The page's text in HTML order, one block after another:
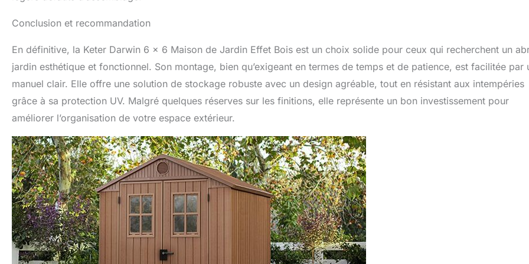
Conclusion et recommandation
En définitive, la Keter Darwin 6 x 6 Maison de Jardin Effet Bois est un choix solide pour ceux qui recherchent un
jardin esthétique et fonctionnel. Son montage, bien qu’exigeant en termes de temps et de patience, est facilitée par
manuel clair. Elle offre une solution de stockage robuste avec un design agréable, tout en résistant aux intempéries
grâce à sa protection UV. Malgré quelques réserves sur les finitions, elle représente un bon investissement pour
améliorer l’organisation de votre espace extérieur.